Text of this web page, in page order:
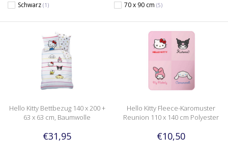
Schwarz (1) 70 x 90 cm (5)
Hello Kitty Bettbezug 140 x 200 +
63 x 63 cm, Baumwolle
€31,95
Hello Kitty Fleece-Karomuster
Reunion 110 x 140 cm Polyester
€10,50